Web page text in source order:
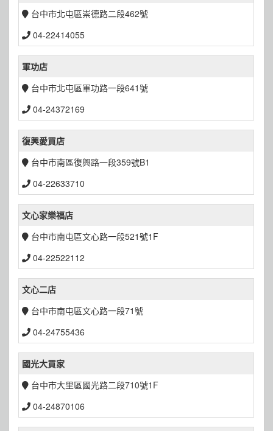
台中市北屯區崇德路二段462號
04-22414055
軍功店
台中市北屯區軍功路一段641號
04-24372169
復興愛買店
台中市南區復興路一段359號B1
04-22633710
文心家樂福店
台中市南屯區文心路一段521號1F
04-22522112
文心二店
台中市南屯區文心路一段71號
04-24755436
國光大買家
台中市大里區國光路二段710號1F
04-24870106